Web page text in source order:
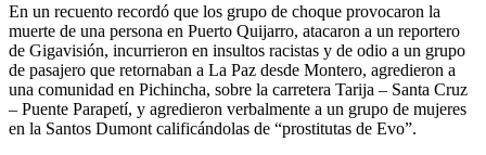
En un recuento recordó que los grupo de choque provocaron la
muerte de una persona en Puerto Quijarro, atacaron a un reportero
de Gigavisión, incurrieron en insultos racistas y de odio a un grupo
de pasajero que retornaban a La Paz desde Montero, agredieron a
una comunidad en Pichincha, sobre la carretera Tarija – Santa Cruz
– Puente Parapetí, y agredieron verbalmente a un grupo de mujeres
en la Santos Dumont calificándolas de “prostitutas de Evo”.